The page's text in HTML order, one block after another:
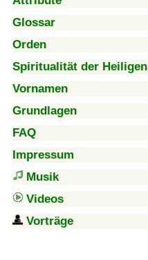
Glossar
Orden
Spiritualität der Heiligen
Vornamen
Grundlagen
FAQ
Impressum
Musik
Videos
Vorträge